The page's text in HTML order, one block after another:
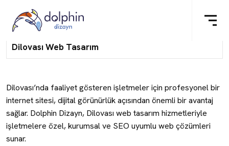
Dilovası Web Tasarım
Dilovası’nda faaliyet gösteren işletmeler için profesyonel bir
internet sitesi, dijital görünürlük açısından önemli bir avantaj
sağlar. Dolphin Dizayn, Dilovası web tasarım hizmetleriyle
işletmelere özel, kurumsal ve SEO uyumlu web çözümleri
sunar.